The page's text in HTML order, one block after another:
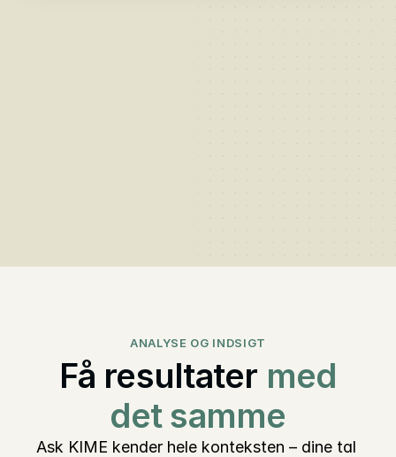
ANALYSE OG INDSIGT
Få resultater med
det samme
Ask KIME kender hele konteksten – dine tal